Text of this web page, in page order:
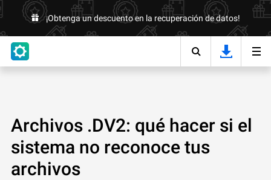
¡Obtenga un descuento en la recuperación de datos!
Archivos .DV2: qué hacer si el
sistema no reconoce tus
archivos